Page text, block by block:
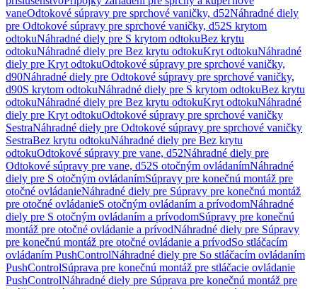
vaneOdtokové súpravy pre sprchové vaničky, d52Náhradné diely
pre Odtokové súpravy pre sprchové vaničky, d52S krytom
odtokuNáhradné diely pre S krytom odtokuBez krytu
odtokuNáhradné diely pre Bez krytu odtokuKryt odtokuNáhradné
diely pre Kryt odtokuOdtokové súpravy pre sprchové vaničky,
d90Náhradné diely pre Odtokové súpravy pre sprchové vaničky,
d90S krytom odtokuNáhradné diely pre S krytom odtokuBez krytu
odtokuNáhradné diely pre Bez krytu odtokuKryt odtokuNáhradné
diely pre Kryt odtokuOdtokové súpravy pre sprchové vaničky
SestraNáhradné diely pre Odtokové súpravy pre sprchové vaničky
SestraBez krytu odtokuNáhradné diely pre Bez krytu
odtokuOdtokové súpravy pre vane, d52Náhradné diely pre
Odtokové súpravy pre vane, d52S otočným ovládanímNáhradné
diely pre S otočným ovládanímSúpravy pre konečnú montáž pre
otočné ovládanieNáhradné diely pre Súpravy pre konečnú montáž
pre otočné ovládanieS otočným ovládaním a prívodomNáhradné
diely pre S otočným ovládaním a prívodomSúpravy pre konečnú
montáž pre otočné ovládanie a prívodNáhradné diely pre Súpravy
pre konečnú montáž pre otočné ovládanie a prívodSo stláčacím
ovládaním PushControlNáhradné diely pre So stláčacím ovládaním
PushControlSúprava pre konečnú montáž pre stláčacie ovládanie
PushControlNáhradné diely pre Súprava pre konečnú montáž pre